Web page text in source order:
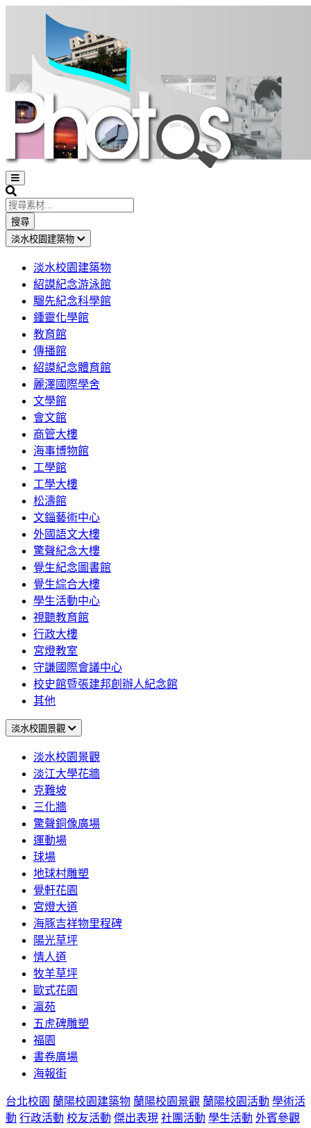
Open
sidebar
Search
搜尋
淡水校園建築物
淡水校園建築物
紹謨紀念游泳館
騮先紀念科學館
鍾靈化學館
教育館
傳播館
紹謨紀念體育館
麗澤國際學舍
文學館
會文館
商管大樓
海事博物館
工學館
工學大樓
松濤館
文錙藝術中心
外國語文大樓
驚聲紀念大樓
覺生紀念圖書館
覺生綜合大樓
學生活動中心
視聽教育館
行政大樓
宮燈教室
守謙國際會議中心
校史館暨張建邦創辦人紀念館
其他
淡水校園景觀
淡水校園景觀
淡江大學花牆
克難坡
三化牆
驚聲銅像廣場
運動場
球場
地球村雕塑
覺軒花園
宮燈大道
海豚吉祥物里程碑
陽光草坪
情人道
牧羊草坪
歐式花園
瀛苑
五虎碑雕塑
福園
書卷廣場
海報街
台北校園 蘭陽校園建築物 蘭陽校園景觀 蘭陽校園活動 學術活
動 行政活動 校友活動 傑出表現 社團活動 學生活動 外賓參觀